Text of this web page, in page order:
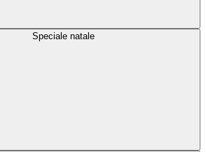
Speciale natale